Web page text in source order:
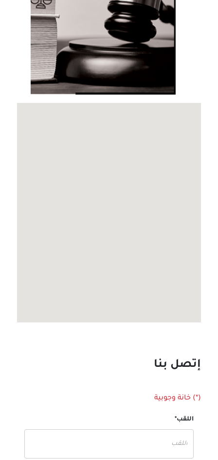
إتصل بنا
(*) خانة وجوبية
اللقب*